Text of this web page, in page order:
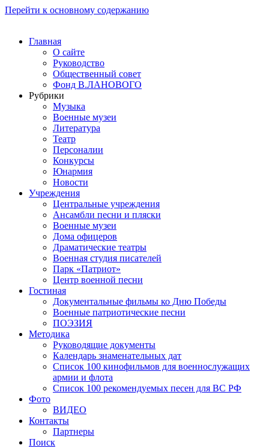
Перейти к основному содержанию
Главная
О сайте
Руководство
Общественный совет
Фонд В.ЛАНОВОГО
Рубрики
Музыка
Военные музеи
Литература
Театр
Персоналии
Конкурсы
Юнармия
Новости
Учреждения
Центральные учреждения
Ансамбли песни и пляски
Военные музеи
Дома офицеров
Драматические театры
Военная студия писателей
Парк «Патриот»
Центр военной песни
Гостиная
Документальные фильмы ко Дню Победы
Военные патриотические песни
ПОЭЗИЯ
Методика
Руководящие документы
Календарь знаменательных дат
Список 100 кинофильмов для военнослужащих
армии и флота
Список 100 рекомендуемых песен для ВС РФ
Фото
ВИДЕО
Контакты
Партнеры
Поиск